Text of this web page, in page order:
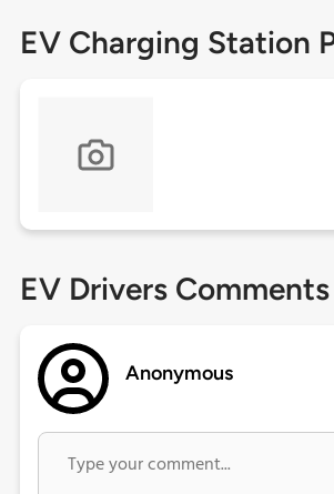
EV Charging Station
EV Drivers Comments
Anonymous